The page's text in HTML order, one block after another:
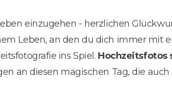
einzugehen - herzlichen
Leben, an den du dich immer mit
ins Spiel. Hochzeitsfotos
an diesen magischen Tag, die